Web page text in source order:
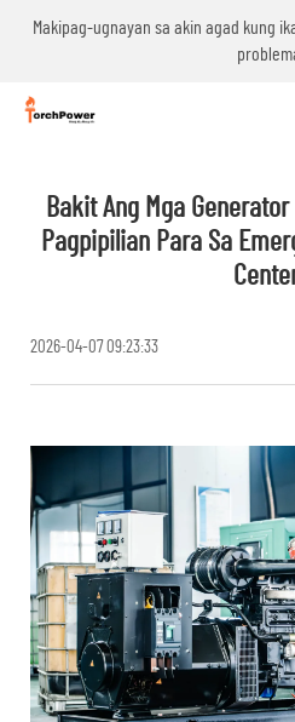
Makipag-ugnayan sa akin agad kung
Bakit Ang Mga
Pagpipilian Para Sa
2026-04-07 09:23:33